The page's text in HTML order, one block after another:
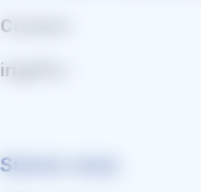
Contact
irigoPro
Suivez-nous